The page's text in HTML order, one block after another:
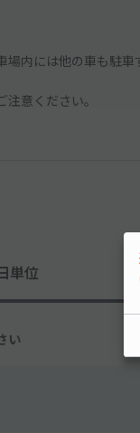
内には他の車も駐車
意ください。
単位
い